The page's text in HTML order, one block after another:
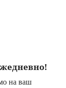
на ваш